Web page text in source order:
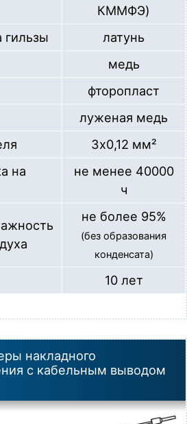
КММФЭ)
гильзы
латунь
медь
фторопласт
луженая медь
3х0,12 мм²
на
не менее 40000
ч
не более 95%
(без образования
конденсата)
10 лет
накладного
с кабельным выводом